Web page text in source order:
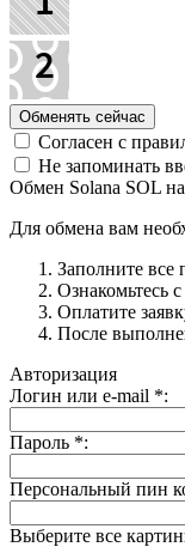
Согласен с
Не запоминать
Обмен Solana SOL
Для обмена вам
Заполните
Ознакомьтесь
Оплатите
После
Авторизация
Логин или e-mail *:
Пароль *:
Персональный пин
Выберите все